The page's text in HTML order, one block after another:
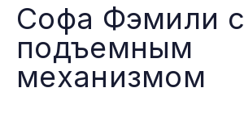
Софа Фэмили с
подъемным
меxанизмом